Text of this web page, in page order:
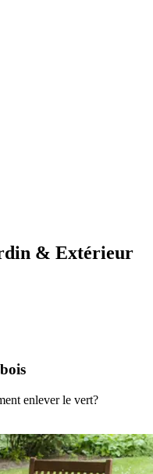
& Extérieur
enlever le vert?